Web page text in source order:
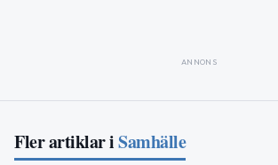
ANNONS
Fler artiklar iSamhälle